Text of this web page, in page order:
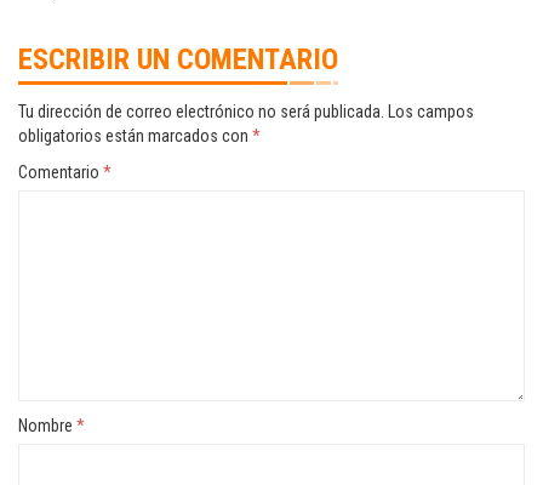
ESCRIBIR UN COMENTARIO
Tu dirección de correo electrónico no será publicada.
Los campos
obligatorios están marcados con *
Comentario *
Nombre *